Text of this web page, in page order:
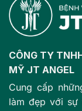
CÔNG TY
MỸ JT ANGEL
Cung cấp
làm đẹp với sự